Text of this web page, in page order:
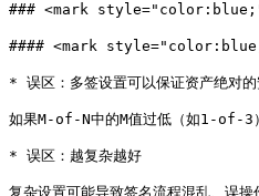
### <mark
#### <mark
* 误区：多签设置可以保证资产绝对的
如果M-of-N中的M值过低（如1-of-3）
* 误区：越复杂越好
复杂设置可能导致签名流程混乱、误操